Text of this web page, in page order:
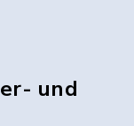
und